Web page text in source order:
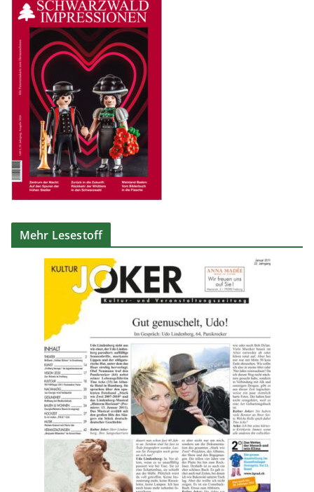
Mehr Lesestoff